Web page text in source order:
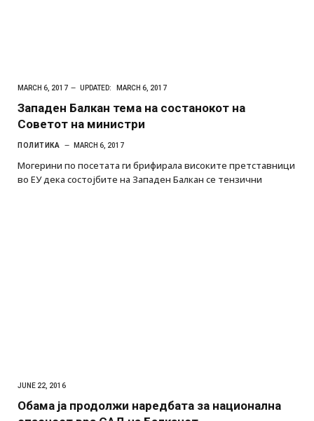
MARCH 6, 2017 UPDATED: MARCH 6, 2017
Западен Балкан тема на состанокот на
Советот на министри
ПОЛИТИКА MARCH 6, 2017
Могерини по посетата ги брифирала високите претставници
во ЕУ дека состојбите на Западен Балкан се тензични
JUNE 22, 2016
Обама ја продолжи наредбата за национална